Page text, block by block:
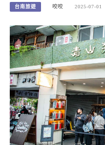
台南旅遊 咬咬 2025-07-01